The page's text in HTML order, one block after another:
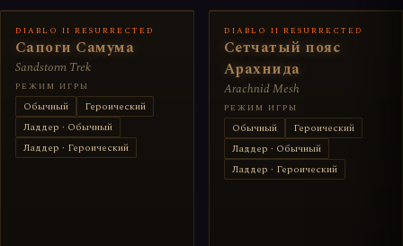
DIABLO II RESURRECTED
Сапоги Самума
Sandstorm Trek
РЕЖИМ ИГРЫ
Обычный
Героический
Ладдер · Обычный
Ладдер · Героический
DIABLO II RESURRECTED
Сетчатый пояс
Арахнида
Arachnid Mesh
РЕЖИМ ИГРЫ
Обычный
Героический
Ладдер · Обычный
Ладдер · Героический